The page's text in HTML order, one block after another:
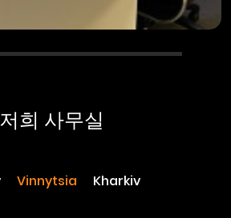
저희 사무실
Vinnytsia Kharkiv